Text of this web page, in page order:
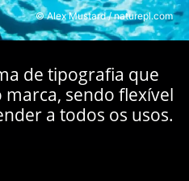
© Alex Mustard / naturepl.com
de tipografia que
marca, sendo flexível
a todos os usos.